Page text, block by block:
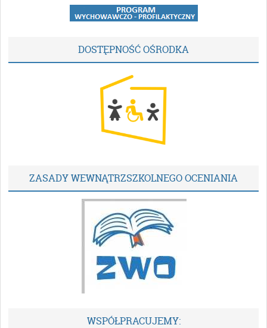
DOSTĘPNOŚĆ OŚRODKA
ZASADY WEWNĄTRZSZKOLNEGO OCENIANIA
WSPÓŁPRACUJEMY: